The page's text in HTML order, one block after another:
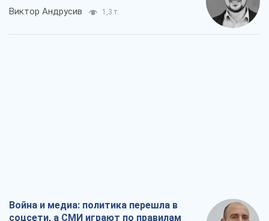
Виктор Андрусив 1,3 т.
Война и медиа: политика перешла в
соцсети, а СМИ играют по правилам